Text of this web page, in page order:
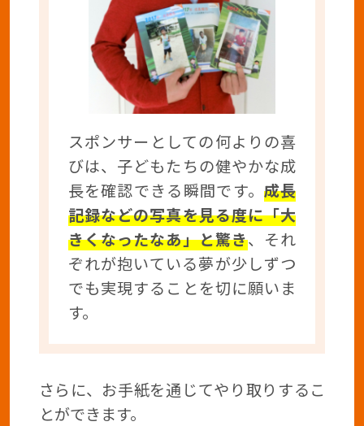
スポンサーとしての何よりの喜
びは、子どもたちの健やかな成
長を確認できる瞬間です。成長
記録などの写真を見る度に「大
きくなったなあ」と驚き、それ
ぞれが抱いている夢が少しずつ
でも実現することを切に願いま
す。
さらに、お手紙を通じてやり取りするこ
とができます。